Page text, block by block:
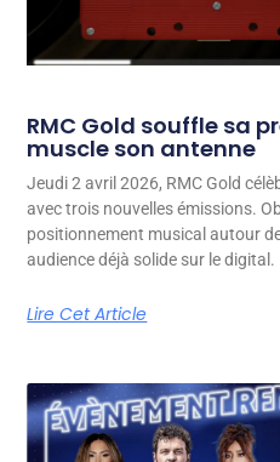
RMC Gold souffle sa
muscle son antenne
Jeudi 2 avril 2026, RMC Gold
avec trois nouvelles émissions.
positionnement musical autour
audience déjà solide sur le digital.
Lire Cet Article